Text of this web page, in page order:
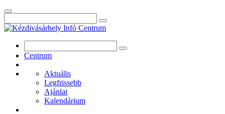
Centrum
Aktuális
Legfrissebb
Ajánlat
Kalendárium